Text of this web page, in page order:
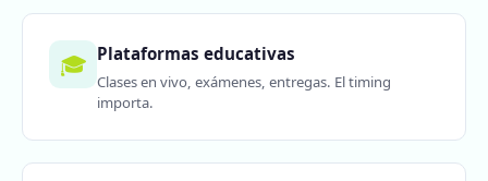
🎓 Plataformas educativas
Clases en vivo, exámenes, entregas. El timing
importa.